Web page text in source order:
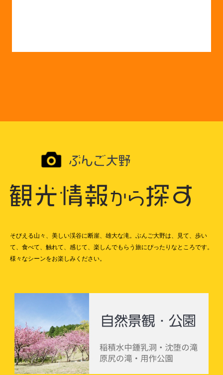
そびえる山々、美しい渓谷に断崖、雄大な滝。ぶんご大野は、見て、歩い
て、食べて、触れて、感じて、楽しんでもらう旅にぴったりなところです。
様々なシーンをお楽しみください。